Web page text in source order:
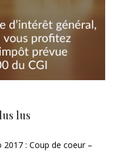
lus
: Coup de coeur –